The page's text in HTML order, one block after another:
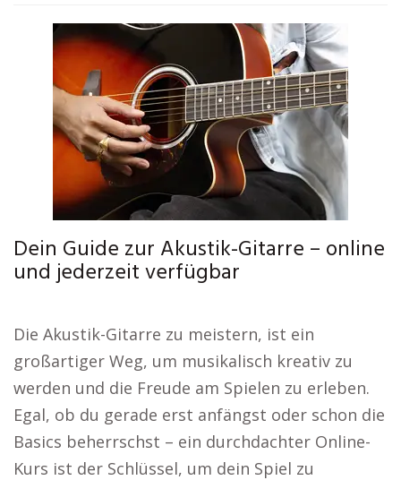
Dein Guide zur Akustik-Gitarre – online
und jederzeit verfügbar
Die Akustik-Gitarre zu meistern, ist ein
großartiger Weg, um musikalisch kreativ zu
werden und die Freude am Spielen zu erleben.
Egal, ob du gerade erst anfängst oder schon die
Basics beherrschst – ein durchdachter Online-
Kurs ist der Schlüssel, um dein Spiel zu